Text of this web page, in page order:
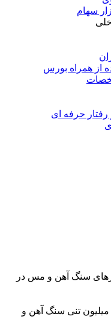
سهام
از همراه بورس
حرفه­ ای
سنگ آهن و مس در
گزارش اختصاصی ومعادن/ صادرات ۸۱ میلیون تنی سنگ آهن و